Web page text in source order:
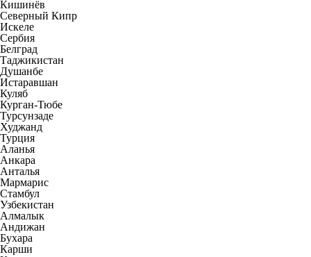
Кишинёв
Северный Кипр
Искеле
Сербия
Белград
Таджикистан
Душанбе
Истаравшан
Куляб
Курган-Тюбе
Турсунзаде
Худжанд
Турция
Аланья
Анкара
Анталья
Мармарис
Стамбул
Узбекистан
Алмалык
Андижан
Бухара
Карши